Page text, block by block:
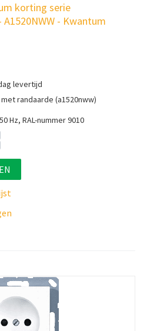
korting serie
- Kwantum
levertijd
randaarde (a1520nww)
Hz, RAL-nummer 9010